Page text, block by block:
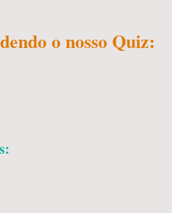
o nosso Quiz: